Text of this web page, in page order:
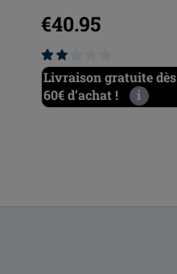
€40.95
Livraison gratuite dès
60€ d’achat !
i